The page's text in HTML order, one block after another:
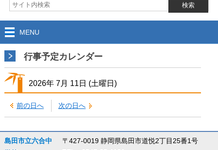
MENU
行事予定カレンダー
2026年 7月 11日 (土曜日)
前の日へ 次の日へ
島田市立六合中
〒427-0019 静岡県島田市道悦2丁目25番1号